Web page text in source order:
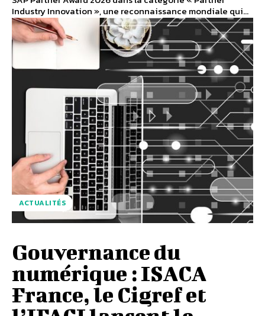
Industry Innovation », une reconnaissance mondiale qui...
ACTUALITÉS
Gouvernance du
numérique : ISACA
France, le Cigref et